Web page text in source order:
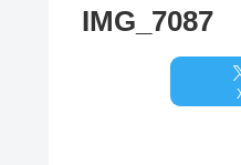
IMG_7087